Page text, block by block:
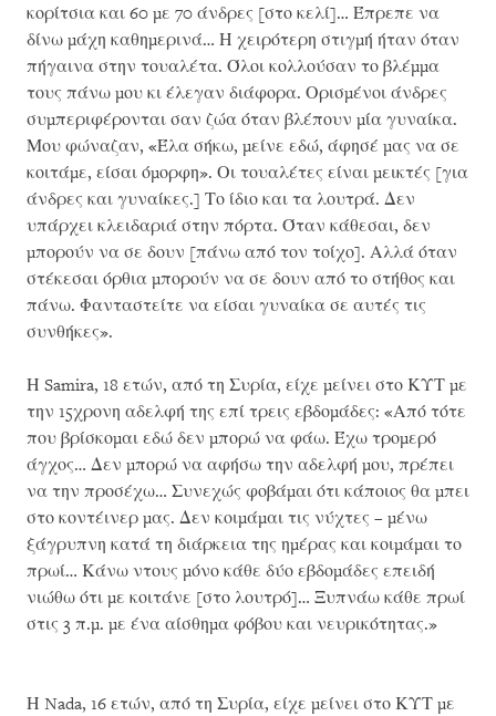
κορίτσια και 60 με 70 άνδρες [στο κελί]… Έπρεπε να
δίνω μάχη καθημερινά… Η χειρότερη στιγμή ήταν όταν
πήγαινα στην τουαλέτα. Όλοι κολλούσαν το βλέμμα
τους πάνω μου κι έλεγαν διάφορα. Ορισμένοι άνδρες
συμπεριφέρονται σαν ζώα όταν βλέπουν μία γυναίκα.
Μου φώναζαν, «Έλα σήκω, μείνε εδώ, άφησέ μας να σε
κοιτάμε, είσαι όμορφη». Οι τουαλέτες είναι μεικτές [για
άνδρες και γυναίκες.] Το ίδιο και τα λουτρά. Δεν
υπάρχει κλειδαριά στην πόρτα. Όταν κάθεσαι, δεν
μπορούν να σε δουν [πάνω από τον τοίχο]. Αλλά όταν
στέκεσαι όρθια μπορούν να σε δουν από το στήθος και
πάνω. Φανταστείτε να είσαι γυναίκα σε αυτές τις
συνθήκες».
Η Samira, 18 ετών, από τη Συρία, είχε μείνει στο ΚΥΤ με
την 15χρονη αδελφή της επί τρεις εβδομάδες: «Από τότε
που βρίσκομαι εδώ δεν μπορώ να φάω. Έχω τρομερό
άγχος… Δεν μπορώ να αφήσω την αδελφή μου, πρέπει
να την προσέχω… Συνεχώς φοβάμαι ότι κάποιος θα μπει
στο κοντέινερ μας. Δεν κοιμάμαι τις νύχτες – μένω
ξάγρυπνη κατά τη διάρκεια της ημέρας και κοιμάμαι το
πρωί… Κάνω ντους μόνο κάθε δύο εβδομάδες επειδή
νιώθω ότι με κοιτάνε [στο λουτρό]… Ξυπνάω κάθε πρωί
στις 3 π.μ. με ένα αίσθημα φόβου και νευρικότητας.»
Η Nada, 16 ετών, από τη Συρία, είχε μείνει στο ΚΥΤ με